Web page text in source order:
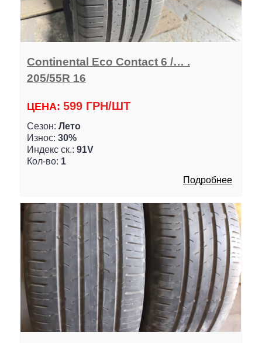
Continental Eco Contact 6 /… .
205/55R 16
ЦЕНА: 599 ГРН/ШТ
Сезон: Лето
Износ: 30%
Индекс ск.: 91V
Кол-во: 1
Подробнее